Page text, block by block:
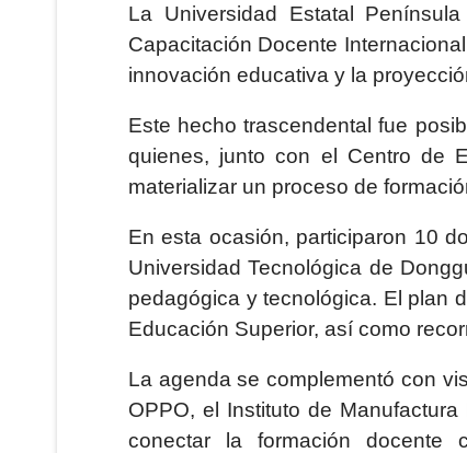
La Universidad Estatal
Capacitación Docente
innovación educativa y la
Este hecho trascendental fue
quienes, junto con el Centro de
materializar un proceso de
En esta ocasión, participaron 10
Universidad Tecnológica de
pedagógica y tecnológica. El plan
Educación Superior, así como
La agenda se complementó con
OPPO, el Instituto de
conectar la formación docente